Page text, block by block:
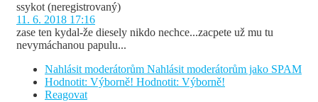
ssykot (neregistrovaný)
11. 6. 2018 17:16
zase ten kydal-že diesely nikdo nechce...zacpete už mu tu
nevymáchanou papulu...
Nahlásit moderátorům Nahlásit moderátorům jako SPAM
Hodnotit: Výborně! Hodnotit: Výborně!
Reagovat